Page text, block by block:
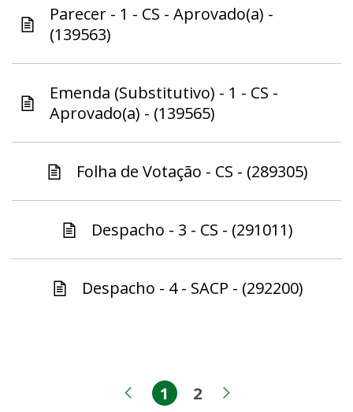
Parecer - 1 - CS - Aprovado(a) -
(139563)
Emenda (Substitutivo) - 1 - CS -
Aprovado(a) - (139565)
Folha de Votação - CS - (289305)
Despacho - 3 - CS - (291011)
Despacho - 4 - SACP - (292200)
Página anterior
Página
1 Página
2